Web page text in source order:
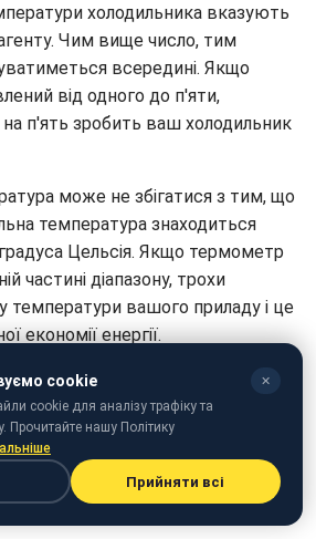
холодильника вказують
Чим вище число, тим
всередині. Якщо
від одного до п'яти,
п'ять зробить ваш холодильник
може не збігатися з тим, що
температура знаходиться
Цельсія. Якщо термометр
частині діапазону, трохи
температури вашого приладу і це
економії енергії.
завжди зачиненими
відчиненими, все холодне
а тепле повітря потрапить
доведеться працювати
знову охолонути.
cookie ✕
cookie для аналізу трафіку та
Прочитайте нашу Політику
Прийняти всі